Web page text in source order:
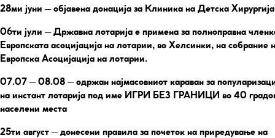
28ми јуни – објавена донација за Клиника на Детска Хирургија
06ти јули – Државна лотарија е примена за полноправна
Европската асоцијација на лотарии, во Хелсинки, на собрание
Европска Асоцијација на лотарии.
07.07 – 08.08– одржан најмасовниот караван за
на инстант лотарија под име ИГРИ БЕЗ ГРАНИЦИ во 40
населени места
25ти август– донесени правила за почеток на приредување на